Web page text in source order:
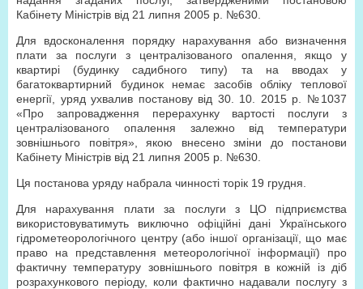
Кабінету Міністрів від 21 липня 2005 р. №630.
Для вдосконалення порядку нарахування або визначення
плати за послуги з централізованого опалення, якщо у
квартирі (будинку садибного типу) та на вводах у
багатоквартирний будинок немає засобів обліку теплової
енергії, уряд ухвалив постанову від 30. 10. 2015 р. №1037
«Про запровадження перерахунку вартості послуги з
централізованого опалення залежно від температури
зовнішнього повітря», якою внесено зміни до постанови
Кабінету Міністрів від 21 липня 2005 р. №630.
Ця постанова уряду набрала чинності торік 19 грудня.
Для нарахування плати за послуги з ЦО підприємства
використовуватимуть виключно офіційні дані Українського
гідрометеорологічного центру (або іншої організації, що має
право на представлення метеорологічної інформації) про
фактичну температуру зовнішнього повітря в кожній із діб
розрахункового періоду, коли фактично надавали послугу з